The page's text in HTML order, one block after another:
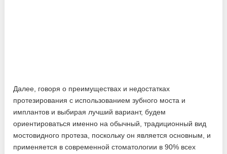
Далее, говоря о преимуществах и недостатках
протезирования с использованием зубного моста и
имплантов и выбирая лучший вариант, будем
ориентироваться именно на обычный, традиционный вид
мостовидного протеза, поскольку он является основным, и
применяется в современной стоматологии в 90% всех